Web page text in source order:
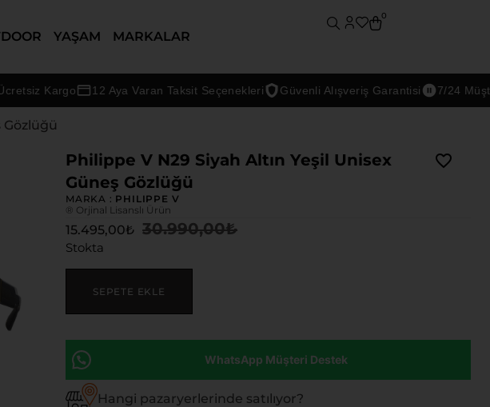
YAŞAM MARKALAR
0
Kargo 12 Aya Varan Taksit Seçenekleri Güvenli Alışveriş Garantisi 7/24 Müşteri
Gözlüğü
Philippe V N29 Siyah Altın Yeşil Unisex
Güneş Gözlüğü
MARKA : PHILIPPE V
® Orjinal Lisanslı Ürün
30.990,00₺
15.495,00₺
Stokta
SEPETE EKLE
WhatsApp Müşteri Destek
Hangi pazaryerlerinde satılıyor?